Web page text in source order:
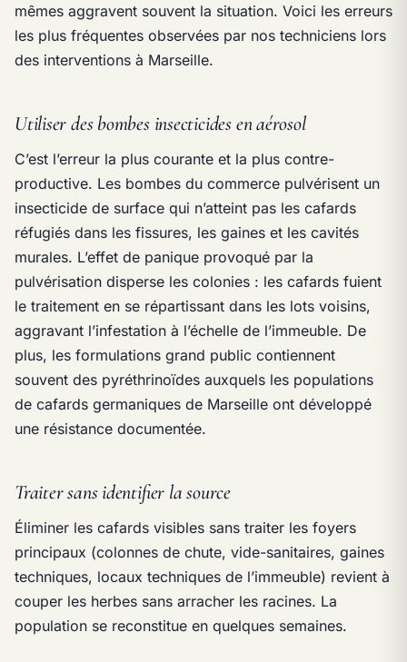
mêmes aggravent souvent la situation. Voici les erreurs
les plus fréquentes observées par nos techniciens lors
des interventions à Marseille.
Utiliser des bombes insecticides en aérosol
C’est l’erreur la plus courante et la plus contre-
productive. Les bombes du commerce pulvérisent un
insecticide de surface qui n’atteint pas les cafards
réfugiés dans les fissures, les gaines et les cavités
murales. L’effet de panique provoqué par la
pulvérisation disperse les colonies : les cafards fuient
le traitement en se répartissant dans les lots voisins,
aggravant l’infestation à l’échelle de l’immeuble. De
plus, les formulations grand public contiennent
souvent des pyréthrinoïdes auxquels les populations
de cafards germaniques de Marseille ont développé
une résistance documentée.
Traiter sans identifier la source
Éliminer les cafards visibles sans traiter les foyers
principaux (colonnes de chute, vide-sanitaires, gaines
techniques, locaux techniques de l’immeuble) revient à
couper les herbes sans arracher les racines. La
population se reconstitue en quelques semaines.